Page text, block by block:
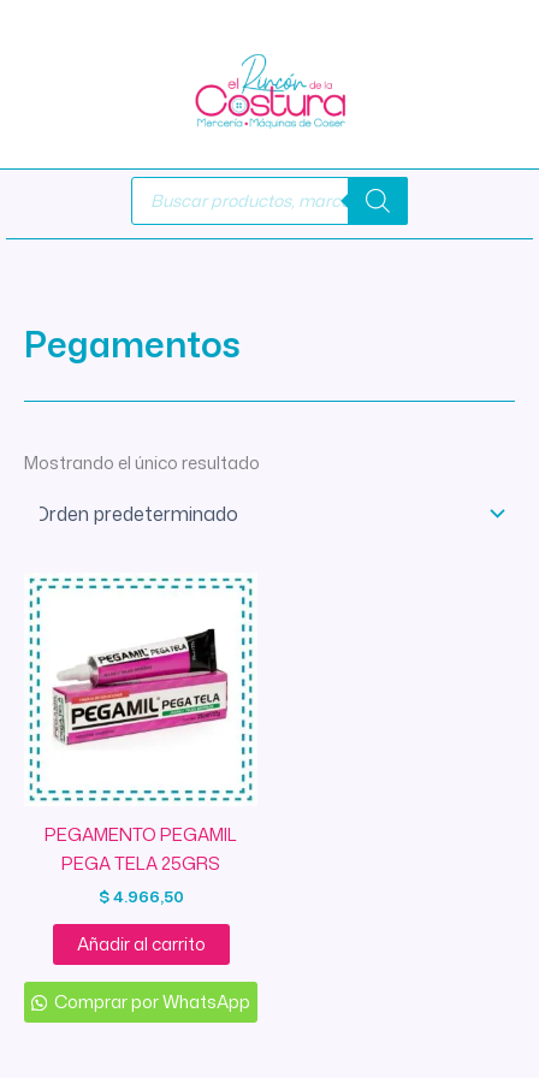
Búsqueda
productos
Pegamentos
Mostrando el único resultado
PEGAMENTO PEGAMIL
PEGA TELA 25GRS
$4.966,50
Añadir al carrito
Comprar por WhatsApp